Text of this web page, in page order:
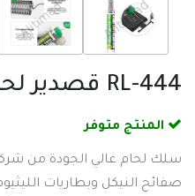
RL-444 قصدير لحام بطارية
المنتج متوفر
صفائح النيكل وبطاريات